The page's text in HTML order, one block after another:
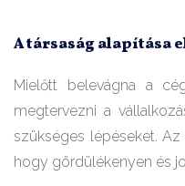
A társaság alapítása
Mielőtt belevágna a
megtervezni a
szükséges lépéseket.
hogy gördülékenyen és